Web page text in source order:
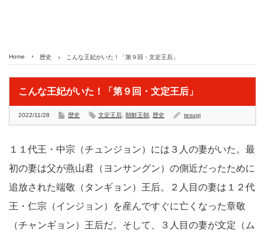
Home 歴史 こんな王妃がいた！「第９回・文定王后」
こんな王妃がいた！「第９回・文定王后」
2022/11/28 歴史 文定王后 朝鮮王朝 歴史 tesugi
１１代王・中宗（チュンジョン）には３人の妻がいた。最
初の妻は父が燕山君（ヨンサングン）の側近だったために
追放された端敬（タンギョン）王后。２人目の妻は１２代
王・仁宗（インジョン）を産んですぐに亡くなった章敬
（チャンギョン）王后だ。そして、３人目の妻が文定（ム